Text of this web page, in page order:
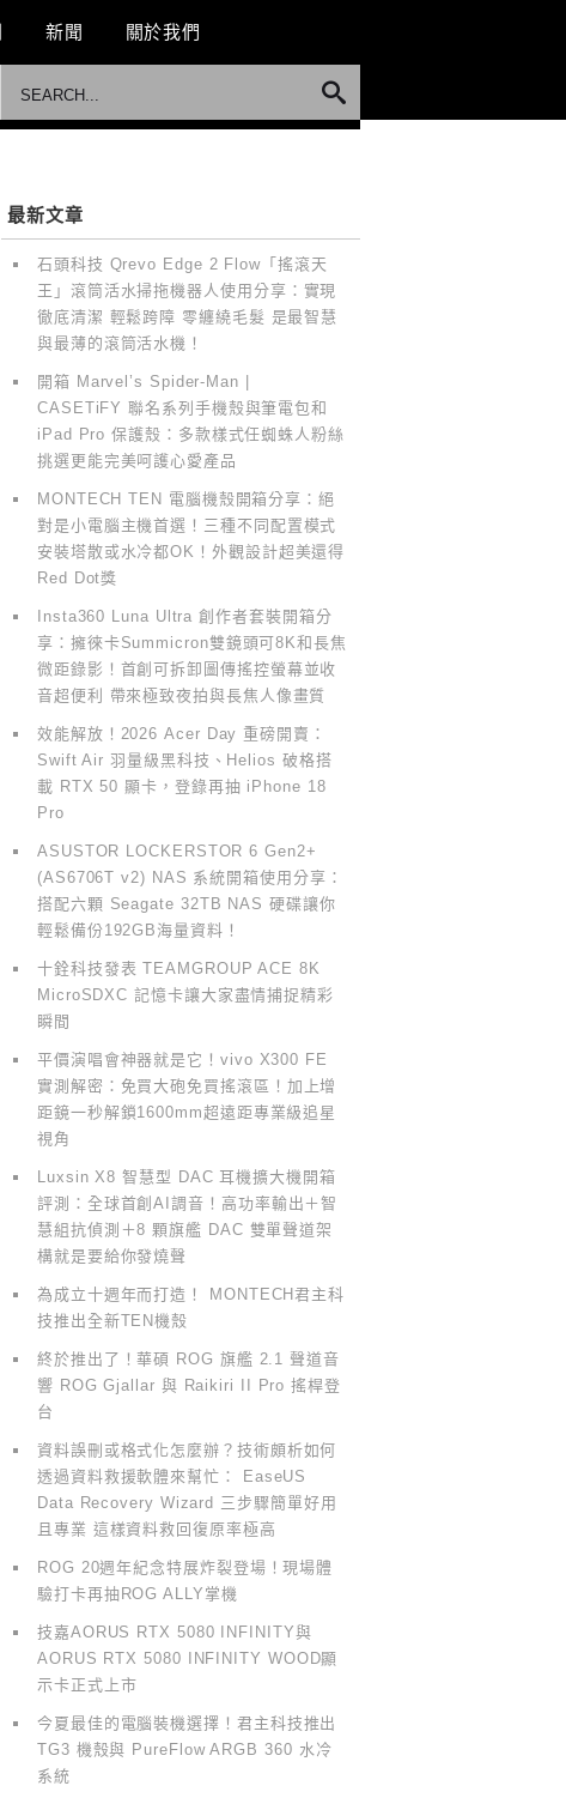
新聞 關於我們
最新文章
石頭科技 Qrevo Edge 2 Flow「搖滾天
王」滾筒活水掃拖機器人使用分享：實現
徹底清潔 輕鬆跨障 零纏繞毛髮 是最智慧
與最薄的滾筒活水機！
開箱 Marvel’s Spider-Man |
CASETiFY 聯名系列手機殼與筆電包和
iPad Pro 保護殼：多款樣式任蜘蛛人粉絲
挑選更能完美呵護心愛產品
MONTECH TEN 電腦機殼開箱分享：絕
對是小電腦主機首選！三種不同配置模式
安裝塔散或水冷都OK！外觀設計超美還得
Red Dot獎
Insta360 Luna Ultra 創作者套裝開箱分
享：擁徠卡Summicron雙鏡頭可8K和長焦
微距錄影！首創可拆卸圖傳搖控螢幕並收
音超便利 帶來極致夜拍與長焦人像畫質
效能解放！2026 Acer Day 重磅開賣：
Swift Air 羽量級黑科技、Helios 破格搭
載 RTX 50 顯卡，登錄再抽 iPhone 18
Pro
ASUSTOR LOCKERSTOR 6 Gen2+
(AS6706T v2) NAS 系統開箱使用分享：
搭配六顆 Seagate 32TB NAS 硬碟讓你
輕鬆備份192GB海量資料！
十銓科技發表 TEAMGROUP ACE 8K
MicroSDXC 記憶卡讓大家盡情捕捉精彩
瞬間
平價演唱會神器就是它！vivo X300 FE
實測解密：免買大砲免買搖滾區！加上增
距鏡一秒解鎖1600mm超遠距專業級追星
視角
Luxsin X8 智慧型 DAC 耳機擴大機開箱
評測：全球首創AI調音！高功率輸出＋智
慧組抗偵測＋8 顆旗艦 DAC 雙單聲道架
構就是要給你發燒聲
為成立十週年而打造！ MONTECH君主科
技推出全新TEN機殼
終於推出了！華碩 ROG 旗艦 2.1 聲道音
響 ROG Gjallar 與 Raikiri II Pro 搖桿登
台
資料誤刪或格式化怎麼辦？技術頗析如何
透過資料救援軟體來幫忙： EaseUS
Data Recovery Wizard 三步驟簡單好用
且專業 這樣資料救回復原率極高
ROG 20週年紀念特展炸裂登場！現場體
驗打卡再抽ROG ALLY掌機
技嘉AORUS RTX 5080 INFINITY與
AORUS RTX 5080 INFINITY WOOD顯
示卡正式上市
今夏最佳的電腦裝機選擇！君主科技推出
TG3 機殼與 PureFlow ARGB 360 水冷
系統